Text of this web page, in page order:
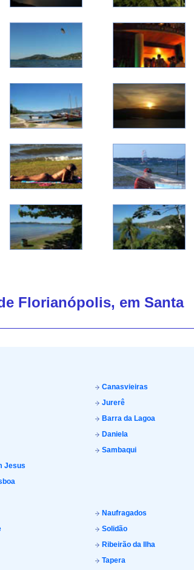
Florianópolis, em Santa
Canasvieiras
Jurerê
Barra da Lagoa
Daniela
Sambaqui
Jesus
Naufragados
Solidão
Ribeirão da Ilha
Tapera